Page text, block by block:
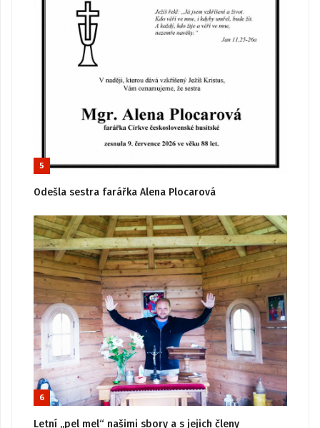
5
Odešla sestra farářka Alena Plocarová
6
Letní „pel mel“ našimi sbory a s jejich členy